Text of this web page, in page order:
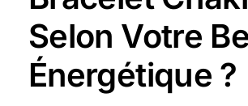
Selon Votre
Énergétique ?